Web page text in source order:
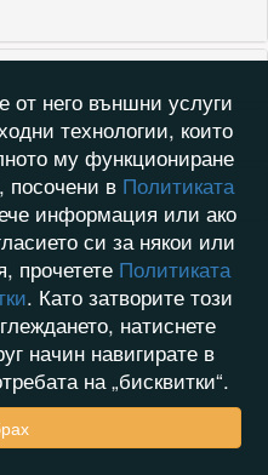
от него външни услуги
технологии, които
му функциониране
посочени в Политиката
информация или ако
си за някои или
прочетете Политиката
. Като затворите този
натиснете
начин навигирате в
на „бисквитки“.